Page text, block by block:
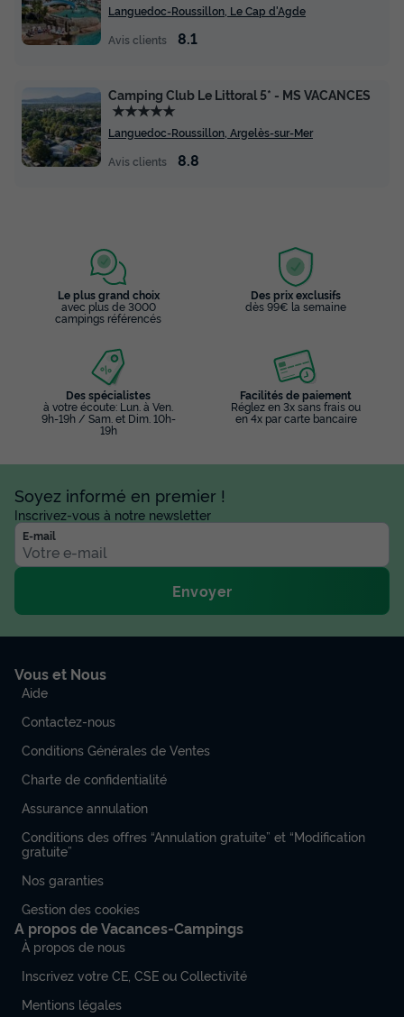
Annulation gratuite
Neuf
Adultes
Chambres
Terrasse semi-couverte Animaux autorisés *
Cafetière
Réfrigérateur
Micro-ondes
Meilleur prix pour 7 nuits
370 €
MOBILHOME 5 personnes - IRM
Surface Adultes Chambres Salle de bain
Animaux autorisés * Cafetière
Réfrigérateur
MOBILHOME 5 personnes - IRM
Meilleur prix pour 7 nuits
Modifier les dates
Voir les disponibilités
Languedoc-Roussillon, Le Cap d'Agde
Avis clients
8.1
Camping Club Le Littoral 5* - MS VACANCES
★★★★★
Languedoc-Roussillon, Argelès-sur-Mer
Avis clients
8.8
Le plus grand choix
avec plus de 3000
campings référencés
Des prix exclusifs
dès 99€ la semaine
Des spécialistes
à votre écoute: Lun. à Ven.
9h-19h / Sam. et Dim. 10h-
19h
Facilités de paiement
Réglez en 3x sans frais ou
en 4x par carte bancaire
Soyez informé en premier !
Inscrivez-vous à notre newsletter
E-mail
Envoyer
Vous et Nous
Aide
Contactez-nous
Conditions Générales de Ventes
Charte de confidentialité
Assurance annulation
Conditions des offres “Annulation gratuite” et “Modification
gratuite”
Nos garanties
Gestion des cookies
A propos de Vacances-Campings
À propos de nous
Inscrivez votre CE, CSE ou Collectivité
Mentions légales